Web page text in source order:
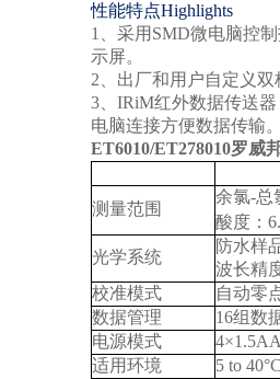
性能特点Highlights
1、 采用 SMD微电脑控
示屏。
2、 出厂和用户自定义
3、 IRiM红外数据传送
电脑连接方便数据传输
ET6010/ET278010罗威
测量范围
余氯-总
酸度 ：
光学系统
防水样
波长精
校准模式
自动零
数据管理
16组数
电源模式
适用环境
5 to